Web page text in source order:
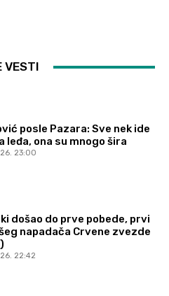
VESTI
posle Pazara: Sve nek ide
leđa, ona su mnogo šira
23:00
došao do prve pobede, prvi
napadača Crvene zvezde
22:42